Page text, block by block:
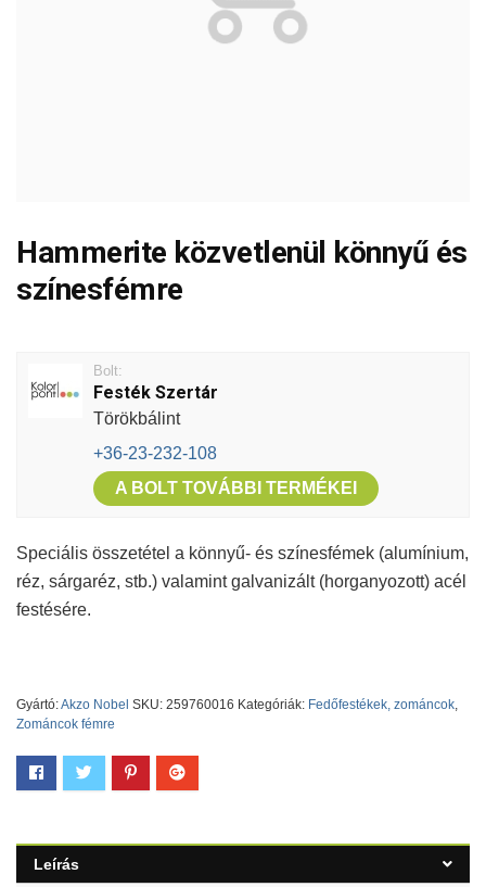
Hammerite közvetlenül könnyű és
színesfémre
Bolt:
Festék Szertár
Törökbálint
+36-23-232-108
A BOLT TOVÁBBI TERMÉKEI
Speciális összetétel a könnyű- és színesfémek (alumínium,
réz, sárgaréz, stb.) valamint galvanizált (horganyozott) acél
festésére.
Gyártó:Akzo Nobel SKU: 259760016 Kategóriák: Fedőfestékek, zománcok,
Zománcok fémre
Leírás